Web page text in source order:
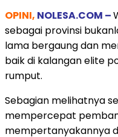
OPINI, NOLESA.COM –
sebagai provinsi
lama bergaung dan
baik di kalangan elite
rumput.
Sebagian melihatnya
mempercepat
mempertanyakannya